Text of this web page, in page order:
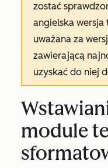
zostać
angielska
uważana za
zawierającą
uzyskać do niej
module